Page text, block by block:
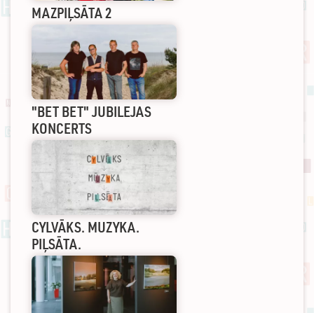
MAZPIĻSĀTA 2
"BET BET" JUBILEJAS
KONCERTS
CYLVĀKS. MUZYKA.
PIĻSĀTA.